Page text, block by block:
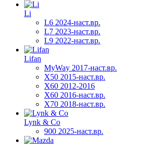
Li
L6 2024-наст.вр.
L7 2023-наст.вр.
L9 2022-наст.вр.
Lifan
MyWay 2017-наст.вр.
X50 2015-наст.вр.
X60 2012-2016
X60 2016-наст.вр.
X70 2018-наст.вр.
Lynk & Co
900 2025-наст.вр.